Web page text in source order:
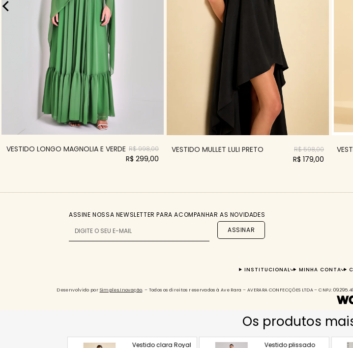
VESTIDO LONGO MAGNOLIA E VERDE R$ 998,00
R$ 299,00
VESTIDO MULLET LULI PRETO R$ 598,00
R$ 179,00
ASSINE NOSSA NEWSLETTER PARA ACOMPANHAR AS NOVIDADES
ASSINAR
INSTITUCIONAL MINHA CONTA
Desenvolvido por Simples.Inovação. – Todos os direitos reservados à Ave Rara – AVERARA CONFECÇÕES LTDA – CNPJ: